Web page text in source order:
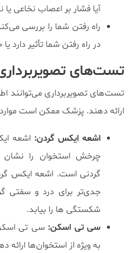
آیا فشار بر اعصاب نخاعی یا
راه رفتن شما را بررسی
در راه رفتن شما تأثیر دارد یا
تست‌های
تست‌های تصویربرداری می‌توانند
ارائه دهند. پزشک ممکن است موارد
اشعه ایکس گردن: اشعه
چرخش استخوان را نشان
گردنی است. اشعه ایکس
جدی‌تر برای درد و سفتی
شکستگی ها را بیابد.
سی تی اسکن: سی تی اسکن
به ویژه از استخوان‌ها ارائه